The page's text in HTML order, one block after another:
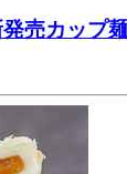
発売カップ